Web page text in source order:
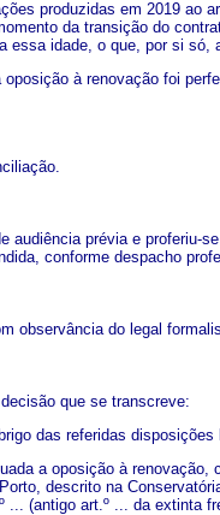
produzidas em 2019 ao
da transição do
essa idade, o que, por si
oposição à renovação foi
audiência prévia e proferiu-
conforme despacho
observância do legal
que se transcreve:
das referidas disposições
a oposição à
descrito na
... (antigo art.º ... da extinta